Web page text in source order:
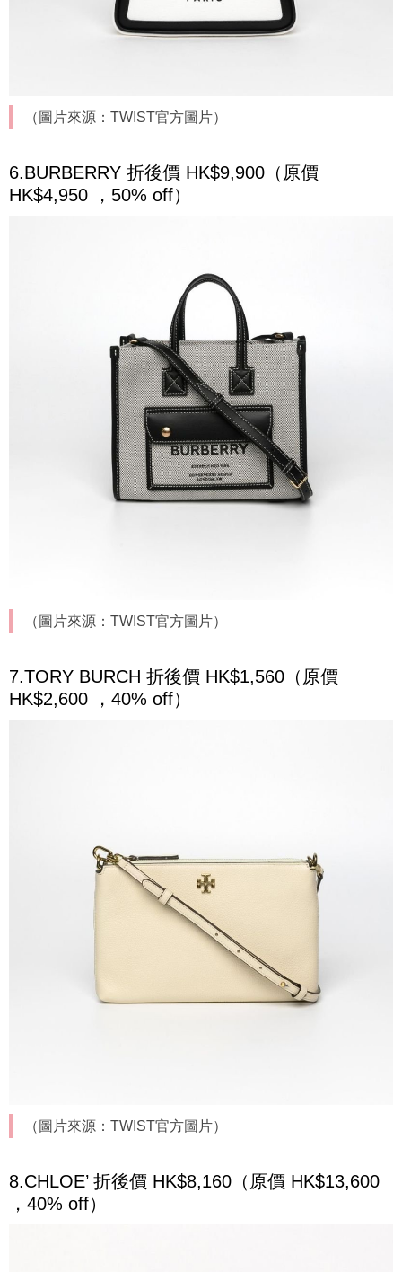
（圖片來源：TWIST官方圖片）
6.BURBERRY 折後價 HK$9,900（原價
HK$4,950 ，50% off）
（圖片來源：TWIST官方圖片）
7.TORY BURCH 折後價 HK$1,560（原價
HK$2,600 ，40% off）
（圖片來源：TWIST官方圖片）
8.CHLOE’ 折後價 HK$8,160（原價 HK$13,600
，40% off）